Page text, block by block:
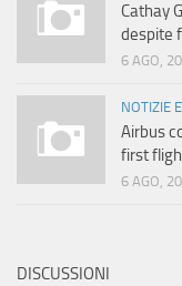
Cathay
despite
6 AGO,
NOTIZIE
Airbus
first
6 AGO,
DISCUSSIONI